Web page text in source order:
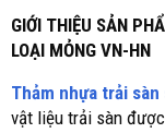
GIỚI THIỆU SẢN
LOẠI MỎNG VN-HN
Thảm nhựa trải sàn
vật liệu trải sàn